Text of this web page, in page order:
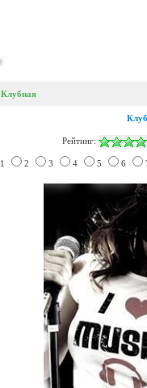
Клубная
Рейтинг:
1 2 3 4 5 6